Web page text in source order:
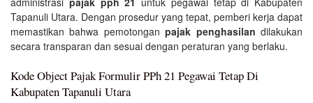
Tapanuli Utara. Dengan prosedur yang tepat, pemberi kerja dapat
memastikan bahwa pemotonganpajak penghasilan dilakukan
secara transparan dan sesuai dengan peraturan yang berlaku.
Kode Object Pajak Formulir PPh 21 Pegawai Tetap Di
Kabupaten Tapanuli Utara